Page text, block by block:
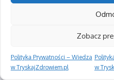
Zobacz
Polityka Prywatności – Wiedza
w TryskajZdrowiem.pl
w
Oddział
serwisu
to specjalistyczna
psychicznych